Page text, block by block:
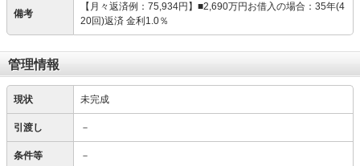
備考
【月々返済例：75,934円】■2,690万円お借入の場合：35年(4
20回)返済 金利1.0％
管理情報
現状 未完成
引渡し －
条件等 －